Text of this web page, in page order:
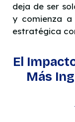
deja de ser
y comienza a
estratégica
El
Más